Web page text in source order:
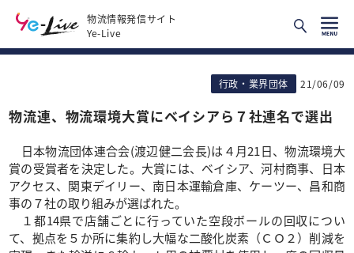
物流情報発信サイト
Ye-Live
行政・業界団体 21/06/09
物流連、物流環境大賞にベイシアら７社連名で選出
日本物流団体連合会(渡辺健二会長)は４月21日、物流環境大
賞の受賞者を決定した。大賞には、ベイシア、河村商事、日本
アクセス、関東デイリー、南日本運輸倉庫、ケーツー、昌和商
事の７社の取り組みが選ばれた。
１都14県で店舗ごとに行っていた空段ボールの回収につい
て、拠点を５か所に集約し大幅な二酸化炭素（ＣＯ２）削減を